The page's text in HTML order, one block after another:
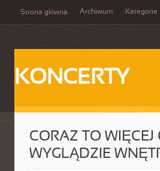
Strona główna Archiwum Kategorie
KONCERTY
CORAZ TO
WYGLĄDZIE